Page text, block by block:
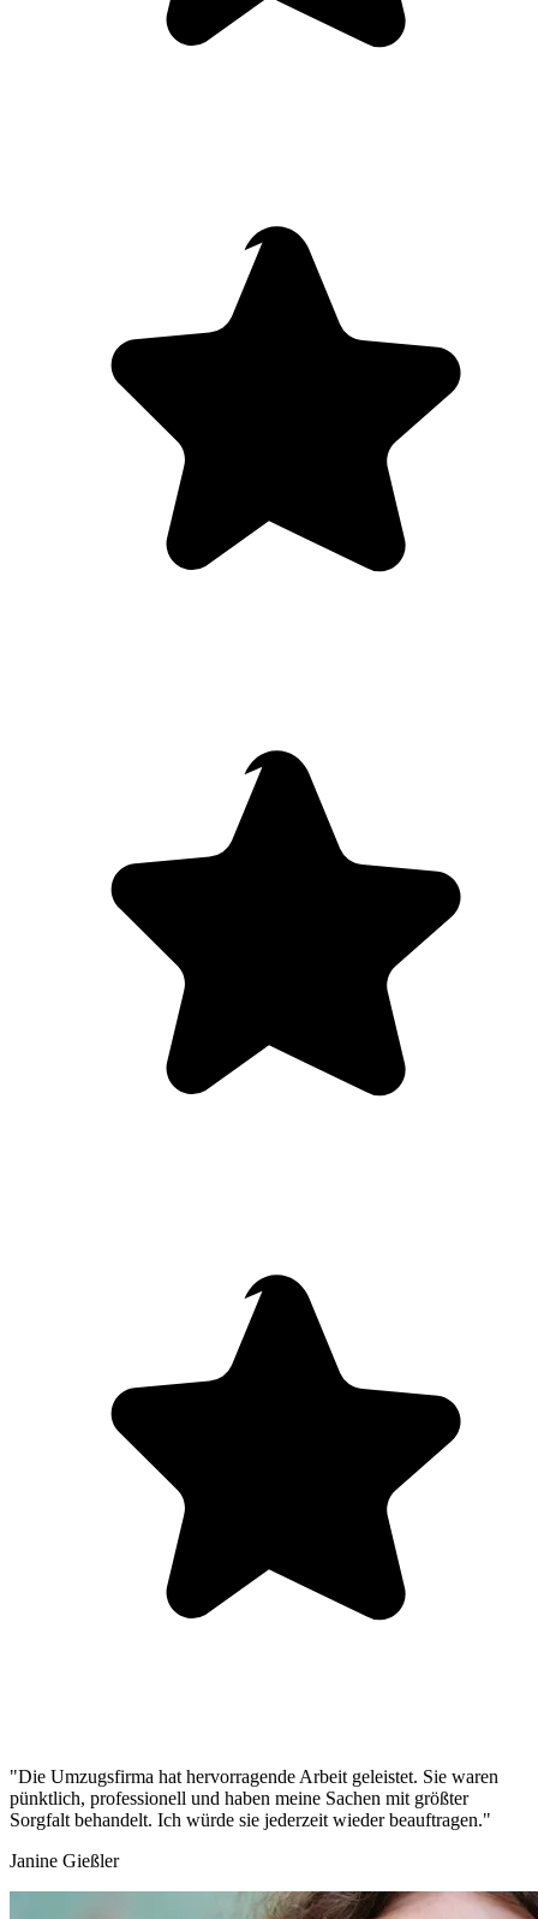
"Die Umzugsfirma hat hervorragende Arbeit geleistet. Sie waren
pünktlich, professionell und haben meine Sachen mit größter
Sorgfalt behandelt. Ich würde sie jederzeit wieder beauftragen."
Janine Gießler